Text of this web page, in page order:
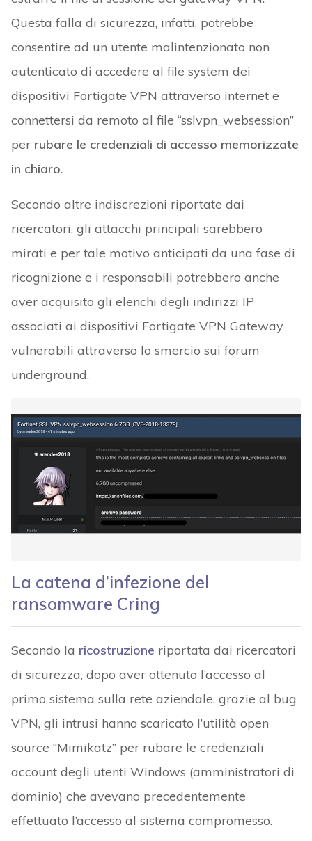
Questa falla di sicurezza, infatti, potrebbe
consentire ad un utente malintenzionato non
autenticato di accedere al file system dei
dispositivi Fortigate VPN attraverso internet e
connettersi da remoto al file “sslvpn_websession”
per rubare le credenziali di accesso memorizzate
in chiaro.
Secondo altre indiscrezioni riportate dai
ricercatori, gli attacchi principali sarebbero
mirati e per tale motivo anticipati da una fase di
ricognizione e i responsabili potrebbero anche
aver acquisito gli elenchi degli indirizzi IP
associati ai dispositivi Fortigate VPN Gateway
vulnerabili attraverso lo smercio sui forum
underground.
La catena d’infezione del
ransomware Cring
Secondo la ricostruzione riportata dai ricercatori
di sicurezza, dopo aver ottenuto l’accesso al
primo sistema sulla rete aziendale, grazie al bug
VPN, gli intrusi hanno scaricato l’utilità open
source “Mimikatz” per rubare le credenziali
account degli utenti Windows (amministratori di
dominio) che avevano precedentemente
effettuato l’accesso al sistema compromesso.